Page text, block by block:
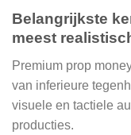
Belangrijkste
meest
Premium prop
van inferieure
visuele en tactiele
producties.